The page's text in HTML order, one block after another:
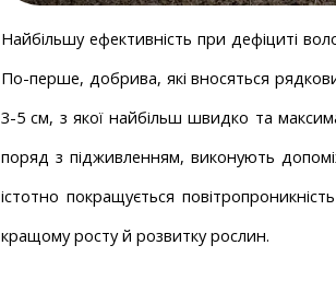
Найбільшу ефективність при дефіциті
По-перше, добрива, які вносяться
3-5 см, з якої найбільш швидко та
поряд з підживленням, виконують
істотно покращується
кращому росту й розвитку рослин.